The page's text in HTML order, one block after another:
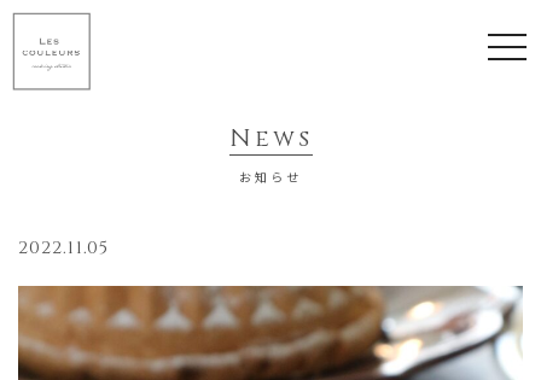
News
お知らせ
2022.11.05